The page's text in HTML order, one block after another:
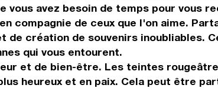
vous avez besoin de temps pour vous
compagnie de ceux que l'on aime.
création de souvenirs inoubliables.
qui vous entourent.
et de bien-être. Les teintes
heureux et en paix. Cela peut être